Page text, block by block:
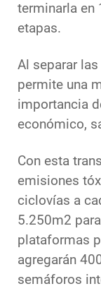
terminarla en
etapas.
Al separar
permite una
importancia
económico,
Con esta
emisiones
ciclovías a
5.250m2
plataformas
agregarán
semáforos